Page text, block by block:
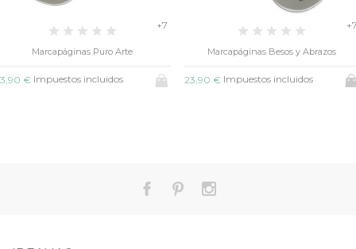
+7
Marcapáginas Puro Arte
€ Impuestos incluidos
Marcapáginas Besos y Abrazos
23,90 €Impuestos incluidos